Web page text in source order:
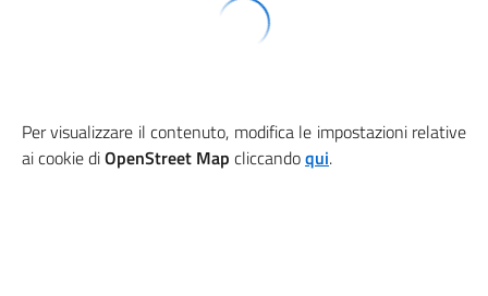
Per visualizzare il contenuto, modifica le impostazioni relative
ai cookie diOpenStreet Map cliccandoqui.